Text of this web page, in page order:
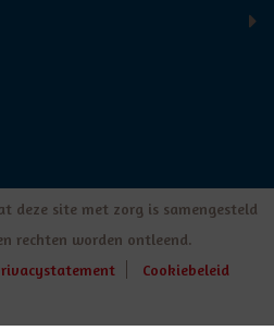
deze site met zorg is samengesteld
rechten worden ontleend.
Cookiebeleid